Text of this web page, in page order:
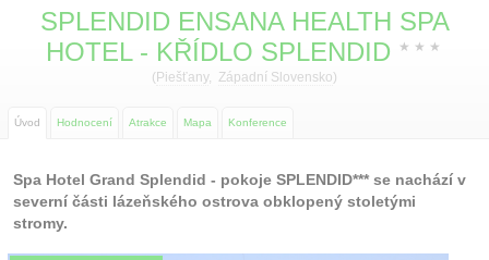
Slevy a Last Minute
Před cestou
Atrakce
SPLENDID ENSANA HEALTH SPA
HOTEL - KŘÍDLO SPLENDID
★ ★ ★
( Piešťany, Západní Slovensko)
Úvod Hodnocení Atrakce Mapa Konference
Spa Hotel Grand Splendid - pokoje SPLENDID*** se nachází v
severní části lázeňského ostrova obklopený stoletými
stromy.